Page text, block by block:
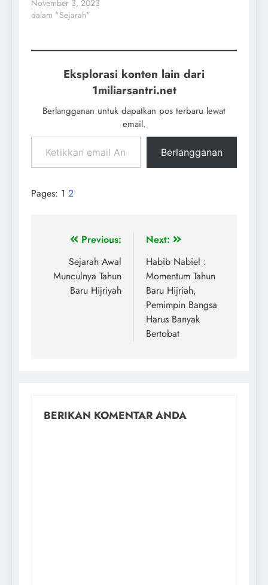
November 3, 2023
dalam "Sejarah"
Eksplorasi konten lain dari
1miliarsantri.net
Berlangganan untuk dapatkan pos terbaru lewat
email.
Berlangganan
Pages: 1 2
Previous:
Sejarah Awal
Munculnya Tahun
Baru Hijriyah
Next:
Habib Nabiel :
Momentum Tahun
Baru Hijriah,
Pemimpin Bangsa
Harus Banyak
Bertobat
BERIKAN KOMENTAR ANDA